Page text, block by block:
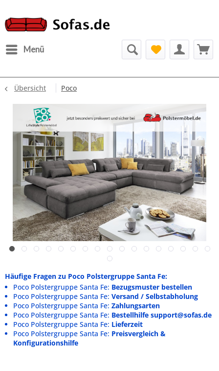
Menü
Übersicht Poco
Häufige Fragen zu Poco Polstergruppe Santa Fe:
Poco Polstergruppe Santa Fe: Bezugsmuster bestellen
Poco Polstergruppe Santa Fe: Versand / Selbstabholung
Poco Polstergruppe Santa Fe: Zahlungsarten
Poco Polstergruppe Santa Fe: Bestellhilfe support@sofas.de
Poco Polstergruppe Santa Fe: Lieferzeit
Poco Polstergruppe Santa Fe: Preisvergleich &
Konfigurationshilfe